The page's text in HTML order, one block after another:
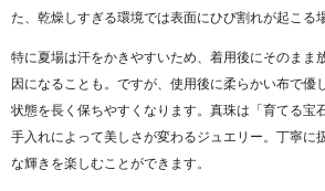
た、乾燥しすぎる環境では表面にひび割れが起こる
特に夏場は汗をかきやすいため、着用後にそのまま
因になることも。ですが、使用後に柔らかい布で優
状態を長く保ちやすくなります。真珠は「育てる宝
手入れによって美しさが変わるジュエリー。丁寧に
な輝きを楽しむことができます。